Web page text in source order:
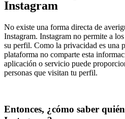
Instagram
No existe una forma directa de
Instagram. Instagram no permite a
su perfil. Como la privacidad es una
plataforma no comparte esta
aplicación o servicio puede
personas que visitan tu perfil.
Entonces, ¿cómo saber